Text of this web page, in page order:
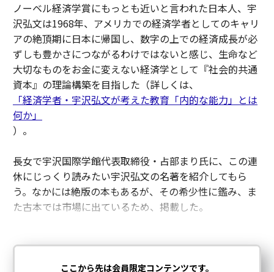
ノーベル経済学賞にもっとも近いと言われた日本人、宇
沢弘文は1968年、アメリカでの経済学者としてのキャリ
アの絶頂期に日本に帰国し、数字の上での経済成長が必
ずしも豊かさにつながるわけではないと感じ、生命など
大切なものをお金に変えない経済学として『社会的共通
資本』の理論構築を目指した（詳しくは、
「経済学者・宇沢弘文が考えた教育「内的な能力」とは
何か」
）。
長女で宇沢国際学館代表取締役・占部まり氏に、この連
休にじっくり読みたい宇沢弘文の名著を紹介してもら
う。なかには絶版の本もあるが、その希少性に鑑み、ま
た古本では市場に出ているため、掲載した。